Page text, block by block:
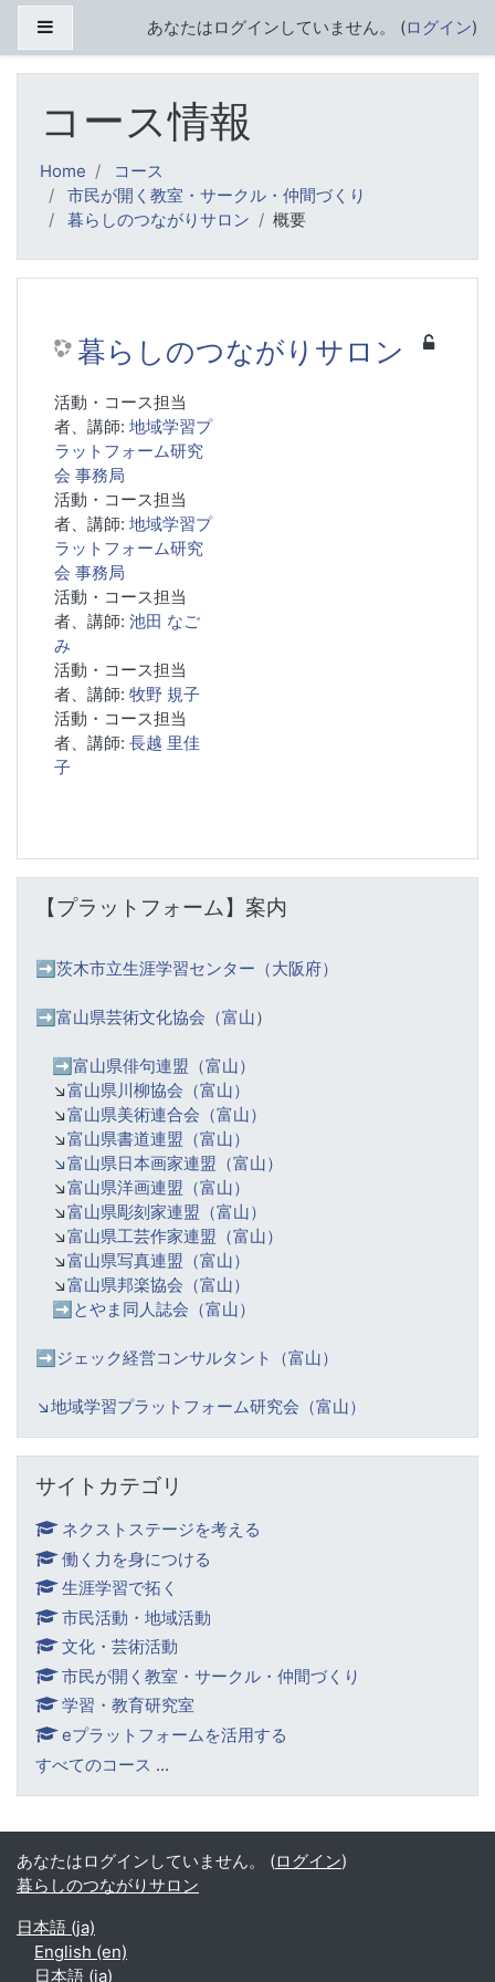
メインコンテンツへスキップする
サイドパネルあなたはログインしていません。 (ログイン)
コース情報
Home
コース
市民が開く教室・サークル・仲間づくり
暮らしのつながりサロン
概要
暮らしのつながりサロン
活動・コース担当
者、講師: 地域学習プ
ラットフォーム研究
会 事務局
活動・コース担当
者、講師: 地域学習プ
ラットフォーム研究
会 事務局
活動・コース担当
者、講師: 池田 なご
み
活動・コース担当
者、講師: 牧野 規子
活動・コース担当
者、講師: 長越 里佳
子
【プラットフォーム】案内
➡️ 茨木市立生涯学習センター（大阪府）
➡️富山県芸術文化協会（富山）
➡️ 富山県俳句連盟（富山）
↘️富山県川柳協会（富山）
↘️富山県美術連合会（富山）
↘️富山県書道連盟（富山）
↘️富山県日本画家連盟（富山）
↘️富山県洋画連盟（富山）
↘️富山県彫刻家連盟（富山）
↘️富山県工芸作家連盟（富山）
↘️富山県写真連盟（富山）
↘️富山県邦楽協会（富山）
➡️ とやま同人誌会（富山）
➡️ジェック経営コンサルタント（富山）
↘️地域学習プラットフォーム研究会（富山）
サイトカテゴリ
ネクストステージを考える
働く力を身につける
生涯学習で拓く
市民活動・地域活動
文化・芸術活動
市民が開く教室・サークル・仲間づくり
学習・教育研究室
eプラットフォームを活用する
すべてのコース ...
あなたはログインしていません。 (ログイン)
暮らしのつながりサロン
日本語 ‎(ja)‎
English ‎(en)‎
日本語 ‎(ja)‎